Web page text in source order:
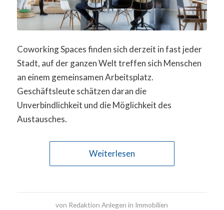
Coworking Spaces finden sich derzeit in fast jeder
Stadt, auf der ganzen Welt treffen sich Menschen
an einem gemeinsamen Arbeitsplatz.
Geschäftsleute schätzen daran die
Unverbindlichkeit und die Möglichkeit des
Austausches.
Weiterlesen
von Redaktion Anlegen in Immobilien